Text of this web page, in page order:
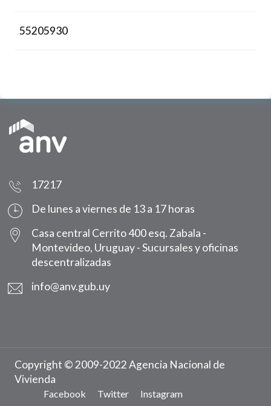
55205930
17217
De lunes a viernes de 13 a 17 horas
Casa central Cerrito 400 esq. Zabala -
Montevideo, Uruguay -Sucursales y oficinas
descentralizadas
info@anv.gub.uy
Copyright © 2009-2022 Agencia Nacional de
Vivienda
Facebook Twitter Instagram